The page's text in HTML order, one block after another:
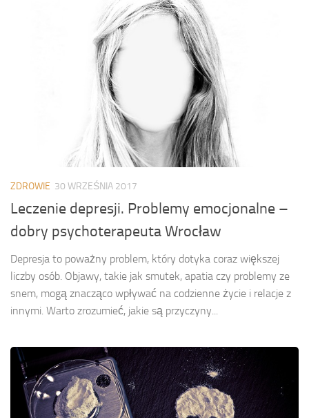
ZDROWIE 30 WRZEŚNIA 2017
Leczenie depresji. Problemy emocjonalne –
dobry psychoterapeuta Wrocław
Depresja to poważny problem, który dotyka coraz większej
liczby osób. Objawy, takie jak smutek, apatia czy problemy ze
snem, mogą znacząco wpływać na codzienne życie i relacje z
innymi. Warto zrozumieć, jakie są przyczyny...